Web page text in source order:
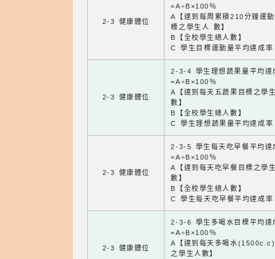
2-3 健康體位
=A÷B×100％
A【達到每周累積210分鐘運
標之學生人 數】
B【全校學生總人數】
C 學生目標運動量平均達成率
2-3 健康體位
2-3-4 學生理想蔬果量平均達
=A÷B×100％
A【達到每天五蔬果目標之學
數】
B【全校學生總人數】
C 學生理想蔬果量平均達成率
2-3 健康體位
2-3-5 學生每天吃早餐平均達
=A÷B×100％
A【達到每天吃早餐目標之學
數】
B【全校學生總人數】
C 學生每天吃早餐平均達成率
2-3 健康體位
2-3-6 學生多喝水目標平均達
=A÷B×100％
A【達到每天多喝水
之學生人數】